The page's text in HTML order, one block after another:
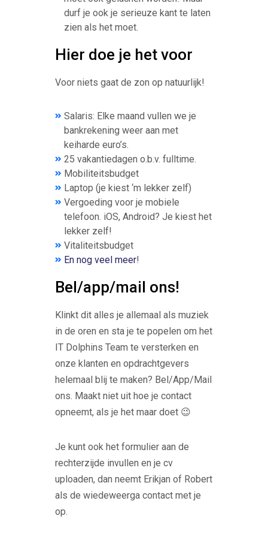
durf je ook je serieuze kant te laten
zien als het moet.
Hier doe je het voor
Voor niets gaat de zon op natuurlijk!
Salaris: Elke maand vullen we je
bankrekening weer aan met
keiharde euro’s.
25 vakantiedagen o.b.v. fulltime.
Mobiliteitsbudget
Laptop (je kiest ‘m lekker zelf)
Vergoeding voor je mobiele
telefoon. iOS, Android? Je kiest het
lekker zelf!
Vitaliteitsbudget
En nog veel meer!
Bel/app/mail ons!
Klinkt dit alles je allemaal als muziek
in de oren en sta je te popelen om het
IT Dolphins Team te versterken en
onze klanten en opdrachtgevers
helemaal blij te maken? Bel/App/Mail
ons. Maakt niet uit hoe je contact
opneemt, als je het maar doet 😉
Je kunt ook het formulier aan de
rechterzijde invullen en je cv
uploaden, dan neemt Erikjan of Robert
als de wiedeweerga contact met je
op.